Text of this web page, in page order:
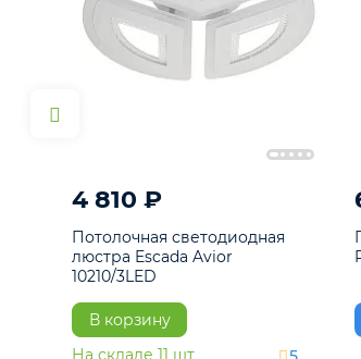
4 810 ₽
Потолочная светодиодная
люстра Escada Avior
10210/3LED
В корзину
На складе 11шт 5